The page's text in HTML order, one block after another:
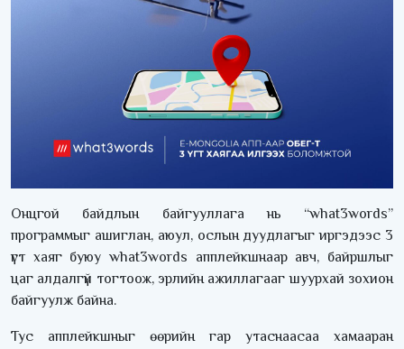
Онцгой байдлын байгууллага нь “what3words”
программыг ашиглан, аюул, ослын дуудлагыг иргэдээс 3
үгт хаяг буюу what3words апплейкшнаар авч, байршлыг
цаг алдалгүй тогтоож, эрлийн ажиллагааг шуурхай зохион
байгуулж байна.
Тус апплейкшныг өөрийн гар утаснаасаа хамааран